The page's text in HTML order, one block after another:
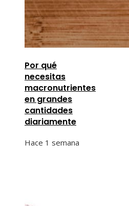
Por qué
necesitas
macronutrientes
en grandes
cantidades
diariamente
Hace 1 semana